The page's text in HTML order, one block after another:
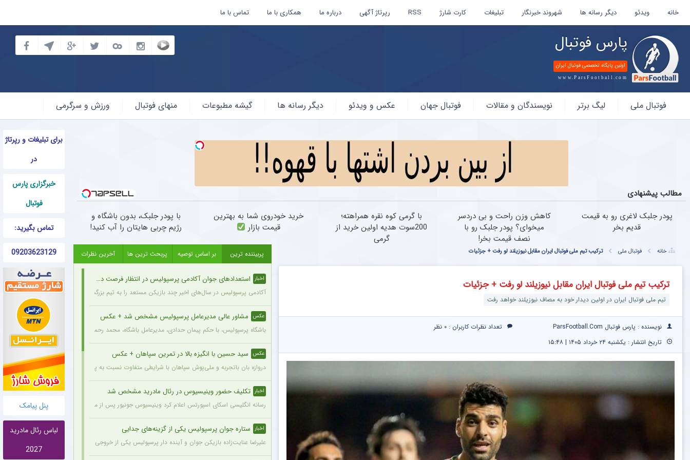
خانه ویدئو دیگر رسانه ها شهروند خبرنگار تبلیغات کارت شارژ RSS رپرتاژ آگهی درباره ما همکاری با ما تماس با ما
پارس فوتبال
اولین پایگاه تخصصی فوتبال ایران
www.ParsFootball.com
فوتبال
فوتبال ملی لیگ برتر نویسندگان و مقالات فوتبال جهان عکس و ویدئو دیگر رسانه ها گیشه مطبوعات منهای فوتبال ورزش و سرگرمی
برای تبلیغات و رپرتاژ
در
خبرگزاری پارس
فوتبال
تماس بگیرید:
09203623129
پنل پیامک
لباس رئال مادرید
2027
مطالب پیشنهادی
پودر جلبک لاغری رو به قیمت
قدیم بخر
کاهش وزن راحت و بی دردسر
میخوای؟ پودر جلبک رو با
نصف قیمت بخر!
با گرمی کوه نقره همراهته؛
200سوت هدیه اولین خرید از
گرمی
خرید خودروی شما به بهترین
قیمت بازار
با پودر جلبک، بدون باشگاه و
رژیم چربی هایتان را آب کنید!
خانه فوتبال ملی ترکیب تیم ملی فوتبال ایران مقابل نیوزیلند لو رفت + جزئیات
ترکیب تیم ملی فوتبال ایران مقابل نیوزیلند لو رفت + جزئیات
تیم ملی فوتبال ایران در اولین دیدار خود به مصاف نیوزیلند خواهد رفت
نویسنده : پارس فوتبال ParsFootball.Com تعداد نظرات کاربران : ۰ نظر
تاریخ انتشار : یکشنبه ۲۴ خرداد ۱۴۰۵ | ۱۵:۴۸
پربیننده ترین بر اساس توصیه پربحث ترین ها آخرین نظرات
اخبار استعدادهای جوان آکادمی پرسپولیس در انتظار فرصت در ترکیب اصلی
آکادمی پرسپولیس در سال‌های اخیر چند بازیکن مستعد را به تیم بزرگسالان معرفی کرده، اما همه آن‌ها
عکس مشاور عالی مدیرعامل پرسپولیس مشخص شد + عکس
باشگاه پرسپولیس، با حکم پیمان حدادی، مدیرعامل باشگاه، محمد رحمان سالاری به عنوان مشاور عالی
عکس سید حسین با انگیزه بالا در تمرین سپاهان + عکس
دروازه بان باتجربه و ملی‌پوش سپاهان با شرایطی متفاوت نسبت به پارسال آماده شروع لیگ برتر می‌شود.
اخبار تکلیف حضور وینیسیوس در رئال مادرید مشخص شد
رسانه انگلیسی اسکای اسپورتس اعلام کرد وینیسیوس جونیور پس از مذاکرات انجام شده با مدیران رئال
اخبار ستاره جوان پرسپولیس یکی از گزینه‌های جدایی
علیرضا عنایت‌زاده بازیکن جوان و آینده دار پرسپولیس یکی از خروجی های احتمالی باشگاه به شمار می رود.